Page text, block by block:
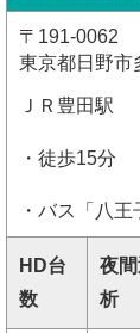
〒191-0062
東京都日野市
ＪＲ豊田駅
・徒歩15分
・バス「八
HD台
数
夜
析